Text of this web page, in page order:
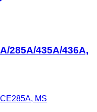
285A/435A/436A,